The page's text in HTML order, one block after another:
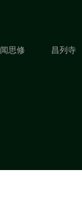
闻思修 昌列寺